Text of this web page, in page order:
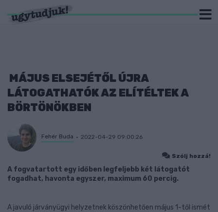
MÁJUS ELSEJÉTŐL ÚJRA
LÁTOGATHATÓK AZ ELÍTÉLTEK A
BÖRTÖNÖKBEN
Fehér Buda 2022-04-29 09:00:26
Szólj hozzá!
A fogvatartott egy időben legfeljebb két látogatót
fogadhat, havonta egyszer, maximum 60 percig.
A javuló járványügyi helyzetnek köszönhetően május 1-től ismét